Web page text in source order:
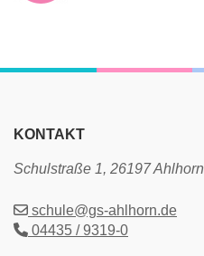
KONTAKT
Schulstraße 1, 26197 Ahlhorn
schule@gs-ahlhorn.de
04435 / 9319-0